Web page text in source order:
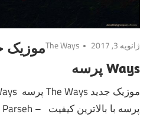
ژانویه 3, 2017 The Ways
Ways پرسه